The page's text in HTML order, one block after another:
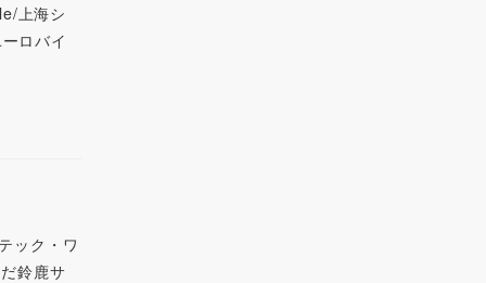
上海シ
ロバイ
ック・ワ
鈴鹿サ